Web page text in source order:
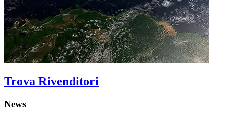
Trova Rivenditori
News